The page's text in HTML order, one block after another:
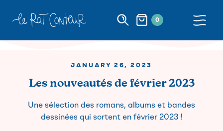
0
JANUARY 26, 2023
Les nouveautés de février 2023
Une sélection des romans, albums et bandes
dessinées qui sortent en février 2023 !